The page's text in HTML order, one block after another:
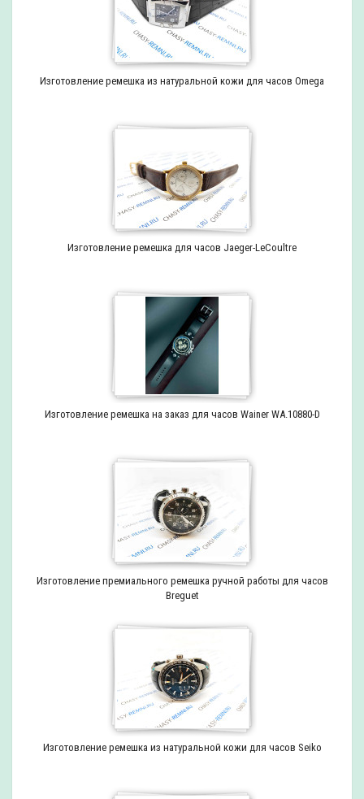
Изготовление ремешка из натуральной кожи для часов Omega
Изготовление ремешка для часов Jaeger-LeCoultre
Изготовление ремешка на заказ для часов Wainer WA.10880-D
Изготовление премиального ремешка ручной работы для часов
Breguet
Изготовление ремешка из натуральной кожи для часов Seiko